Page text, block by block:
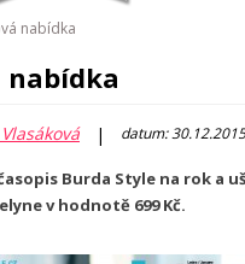
nabídka
nabídka
| datum:
Burda Style na rok a
v hodnotě 699 Kč.